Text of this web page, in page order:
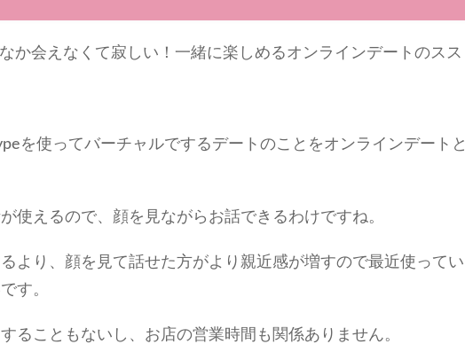
を使ってバーチャルでするデートのことをオンラインデートと
使えるので、顔を見ながらお話できるわけですね。
より、顔を見て話せた方がより親近感が増すので最近使ってい
す。
ることもないし、お店の営業時間も関係ありません。